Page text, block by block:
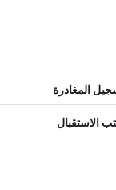
المغادرة
الاستقبال